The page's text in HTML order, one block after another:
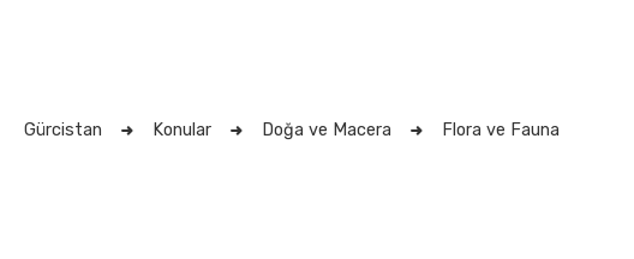
Gürcistan Konular Doğa ve Macera Flora ve Fauna